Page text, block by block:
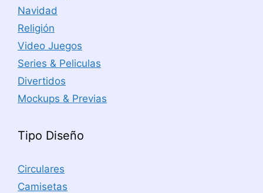
Navidad
Religión
Video Juegos
Series & Peliculas
Divertidos
Mockups & Previas
Tipo Diseño
Circulares
Camisetas